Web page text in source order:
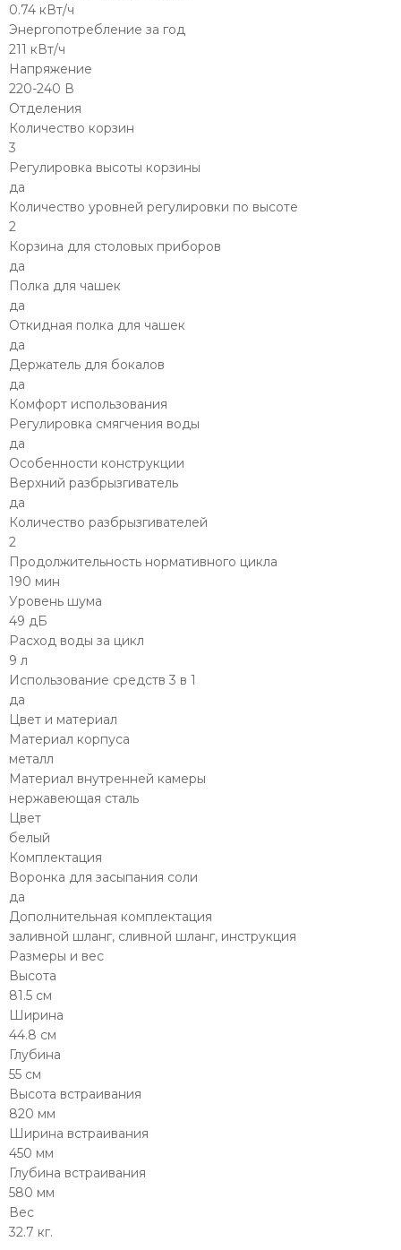
0.74 кВт/ч
Энергопотребление за год
211 кВт/ч
Напряжение
220-240 В
Отделения
Количество корзин
3
Регулировка высоты корзины
да
Количество уровней регулировки по высоте
2
Корзина для столовых приборов
да
Полка для чашек
да
Откидная полка для чашек
да
Держатель для бокалов
да
Комфорт использования
Регулировка смягчения воды
да
Особенности конструкции
Верхний разбрызгиватель
да
Количество разбрызгивателей
2
Продолжительность нормативного цикла
190 мин
Уровень шума
49 дБ
Расход воды за цикл
9 л
Использование средств 3 в 1
да
Цвет и материал
Материал корпуса
металл
Материал внутренней камеры
нержавеющая сталь
Цвет
белый
Комплектация
Воронка для засыпания соли
да
Дополнительная комплектация
заливной шланг, сливной шланг, инструкция
Размеры и вес
Высота
81.5 см
Ширина
44.8 см
Глубина
55 см
Высота встраивания
820 мм
Ширина встраивания
450 мм
Глубина встраивания
580 мм
Вес
32.7 кг.